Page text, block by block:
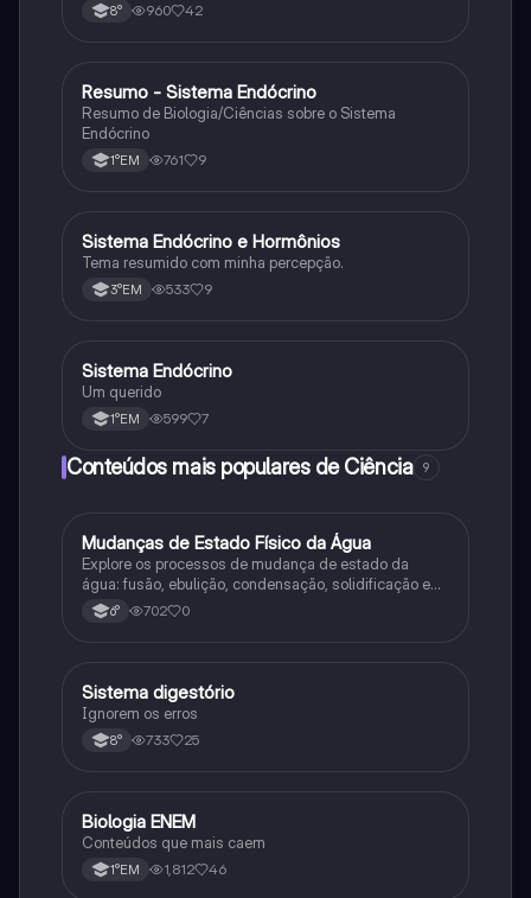
8° 960 42
Biologia
Resumo - Sistema Endócrino
Resumo de Biologia/Ciências sobre o Sistema
Endócrino
1°EM 761 9
Biologia
Sistema Endócrino e Hormônios
Tema resumido com minha percepção.
3°EM 533 9
Biologia
Sistema Endócrino
Um querido
1°EM 599 7
Conteúdos mais populares de Ciência 9
MCiência
Mudanças de Estado Físico da Água
Explore os processos de mudança de estado da
água: fusão, ebulição, condensação, solidificação e
sublimação.
6° 702 0
Ciência
Sistema digestório
Ignorem os erros
8° 733 25
Ciência
Biologia ENEM
Conteúdos que mais caem
1°EM 1,812 46